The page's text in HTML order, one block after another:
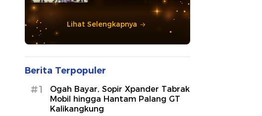
Lihat Selengkapnya
Berita Terpopuler
#1
Ogah Bayar, Sopir Xpander Tabrak
Mobil hingga Hantam Palang GT
Kalikangkung